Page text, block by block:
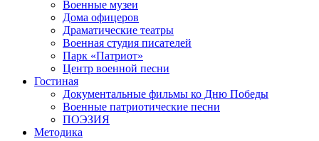
Военные музеи
Дома офицеров
Драматические театры
Военная студия писателей
Парк «Патриот»
Центр военной песни
Гостиная
Документальные фильмы ко Дню Победы
Военные патриотические песни
ПОЭЗИЯ
Методика